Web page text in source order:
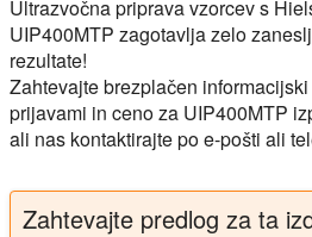
Ultrazvočna priprava vzorcev s
UIP400MTP zagotavlja zelo
rezultate!
Zahtevajte brezplačen
prijavami in ceno za UIP400MTP
ali nas kontaktirajte po e-pošti ali
Zahtevajte predlog za ta